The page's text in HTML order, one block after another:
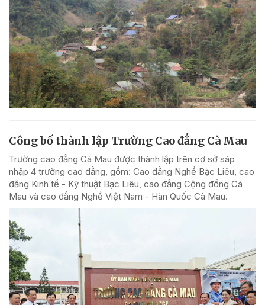
Công bố thành lập Trường Cao đẳng Cà Mau
Trường cao đẳng Cà Mau được thành lập trên cơ sở sáp
nhập 4 trường cao đẳng, gồm: Cao đẳng Nghề Bạc Liêu, cao
đẳng Kinh tế - Kỹ thuật Bạc Liêu, cao đẳng Cộng đồng Cà
Mau và cao đẳng Nghề Việt Nam - Hàn Quốc Cà Mau.